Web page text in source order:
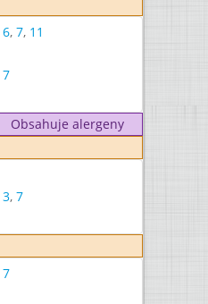
6, 7, 11
7
Obsahuje alergeny
3, 7
7